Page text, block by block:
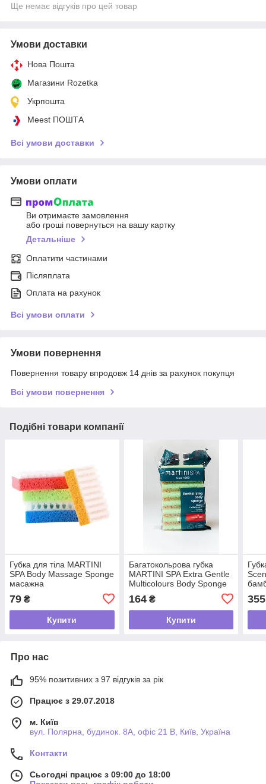
Ще немає відгуків про цей товар
Умови доставки
Нова Пошта
Магазини Rozetka
Укрпошта
Meest ПОШТА
Всі умови доставки
Умови оплати
Ви отримаєте замовлення
або гроші повернуться на вашу картку
Детальніше
Оплатити частинами
Післяплата
Оплата на рахунок
Всі умови оплати
Умови повернення
Повернення товару впродовж 14 днів за рахунок покупця
Всі умови повернення
Подібні товари компанії
Губка для тіла MARTINI
SPA Body Massage Sponge
масажна
79 ₴
Купити
Багатокольрова губка
MARTINI SPA Extra Gentle
Multicolours Body Sponge
164₴
Купити
355
Про нас
95% позитивних з 97 відгуків за рік
Працює з 29.07.2018
м. Київ
вул. Полярна, будинок. 8А, офіс 21 В, Київ, Україна
Контакти
Сьогодні працює з 09:00 до 18:00